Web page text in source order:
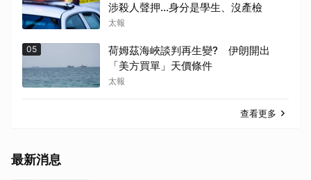
涉殺人聲押...身分是學生、沒產檢
太報
05
荷姆茲海峽談判再生變? 伊朗開出
「美方買單」天價條件
太報
查看更多
最新消息